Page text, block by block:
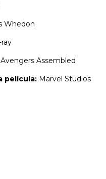
Whedon
Assembled
película: Marvel Studios